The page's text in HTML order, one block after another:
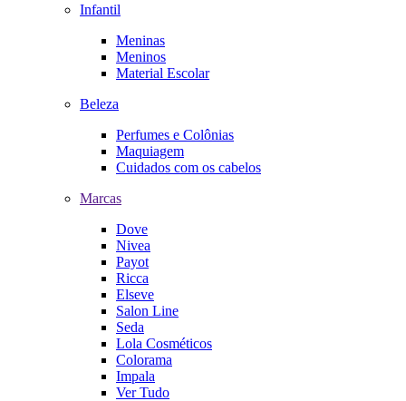
Infantil
Meninas
Meninos
Material Escolar
Beleza
Perfumes e Colônias
Maquiagem
Cuidados com os cabelos
Marcas
Dove
Nivea
Payot
Ricca
Elseve
Salon Line
Seda
Lola Cosméticos
Colorama
Impala
Ver Tudo